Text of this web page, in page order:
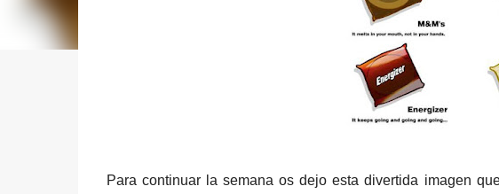
Para continuar la semana os dejo esta divertida imagen